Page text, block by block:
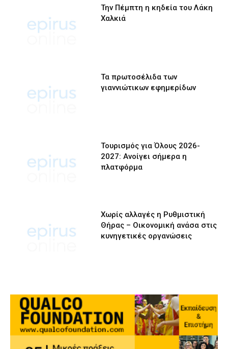
Την Πέμπτη η κηδεία του Λάκη
Χαλκιά
Τα πρωτοσέλιδα των
γιαννιώτικων εφημερίδων
Τουρισμός για Όλους 2026-
2027: Ανοίγει σήμερα η
πλατφόρμα
Χωρίς αλλαγές η Ρυθμιστική
Θήρας – Οικονομική ανάσα στις
κυνηγετικές οργανώσεις